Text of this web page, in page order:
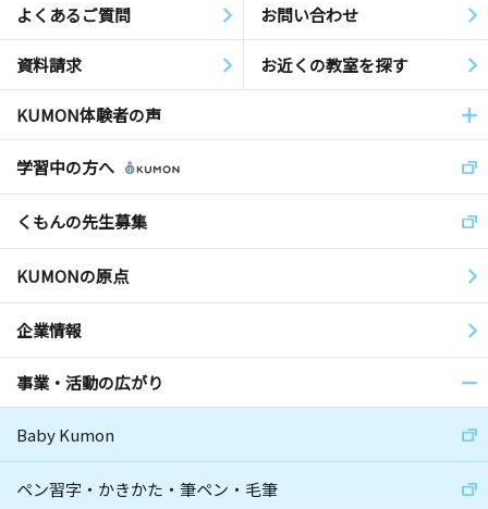
よくあるご質問 お問い合わせ
資料請求 お近くの教室を探す
KUMON体験者の声
学習中の方へ
くもんの先生募集
KUMONの原点
企業情報
事業・活動の広がり
Baby Kumon
ペン習字・かきかた・筆ペン・毛筆